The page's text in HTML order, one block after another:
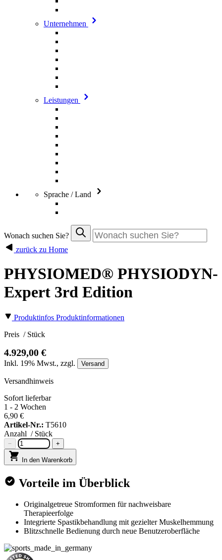
Unternehmen
Leistungen
Sprache / Land
Wonach suchen Sie?
zurück zu Home
PHYSIOMED® PHYSIODYN-
Expert 3rd Edition
Produktinfos Produktinformationen
Preis / Stück
4.929,00 €
Inkl. 19% Mwst., zzgl. Versand
Versandhinweis
Sofort lieferbar
1 - 2 Wochen
6,90 €
Artikel-Nr.: T5610
Anzahl / Stück
− +
In den Warenkorb
Vorteile im Überblick
Originalgetreue Stromformen für nachweisbare
Therapieerfolge
Integrierte Spastikbehandlung mit gezielter Muskelhemmung
Blitzschnelle Bedienung durch neue Benutzeroberfläche